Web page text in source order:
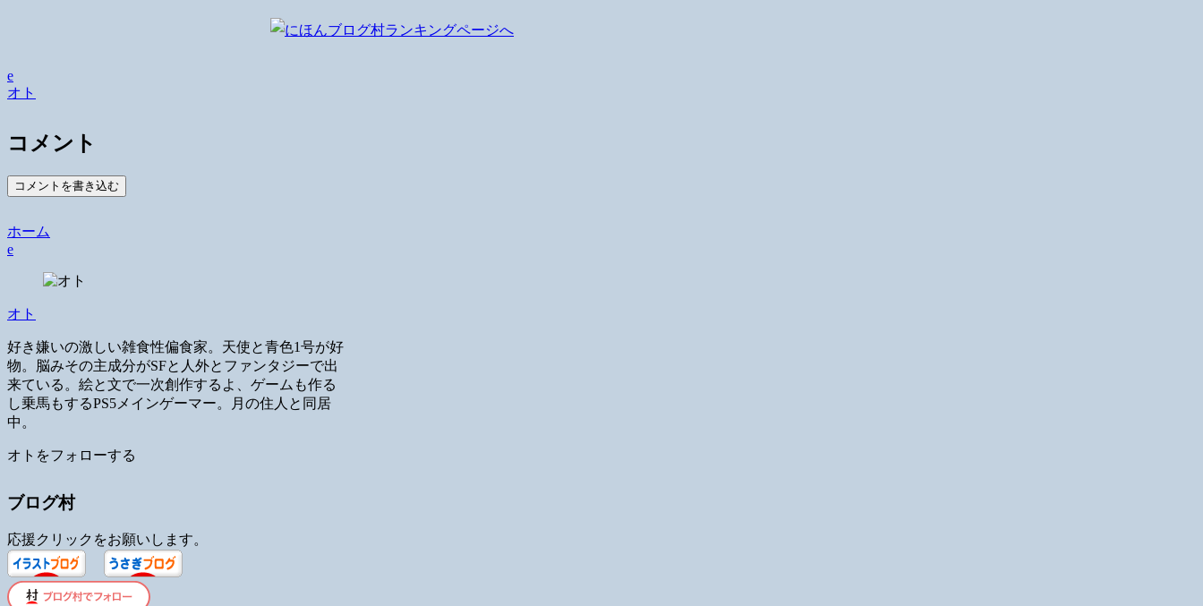
e
オト
コメント
コメントを書き込む
ホーム
e
オト
好き嫌いの激しい雑食性偏食家。天使と青色1号が好
物。脳みその主成分がSFと人外とファンタジーで出
来ている。絵と文で一次創作するよ、ゲームも作る
し乗馬もするPS5メインゲーマー。月の住人と同居
中。
オトをフォローする
ブログ村
応援クリックをお願いします。